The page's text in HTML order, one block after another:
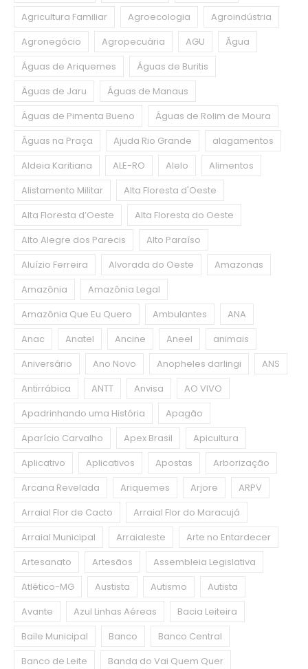
Agricultura Familiar
Agroecologia
Agroindústria
Agronegócio
Agropecuária AGU
Água
Águas de Ariquemes
Águas de Buritis
Águas de Jaru
Águas de Manaus
Águas de Pimenta Bueno
Águas de Rolim de Moura
Águas na Praça
Ajuda Rio Grande
alagamentos
Aldeia Karitiana
ALE-RO Alelo
Alimentos
Alistamento Militar
Alta Floresta d'Oeste
Alta Floresta d’Oeste
Alta Floresta do Oeste
Alto Alegre dos Parecis
Alto Paraíso
Aluízio Ferreira
Alvorada do Oeste
Amazonas
Amazônia
Amazônia Legal
Amazônia Que Eu Quero
Ambulantes
ANA
Anac
Anatel Ancine Aneel
animais
Aniversário
Ano Novo Anopheles darlingi
ANS
Antirrábica
ANTT Anvisa
AO VIVO
Apadrinhando uma História
Apagão
Aparício Carvalho
Apex Brasil
Apicultura
Aplicativo
Aplicativos Apostas
Arborização
Arcana Revelada
Ariquemes Arjore
ARPV
Arraial Flor de Cacto
Arraial Flor do Maracujá
Arraial Municipal
Arraialeste
Arte no Entardecer
Artesanato
Artesãos
Assembleia Legislativa
Atlético-MG
Austista Autismo
Autista
Avante
Azul Linhas Aéreas
Bacia Leiteira
Baile Municipal
Banco
Banco Central
Banco de Leite
Banda do Vai Quem Quer